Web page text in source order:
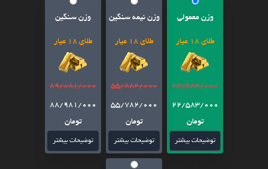
وزن معمولی
طلای 18 عیار
22/683/000
22/583/000
تومان
توضیحات بیشتر
وزن نیمه سنگین
طلای 18 عیار
55/882/000
55/782/000
تومان
توضیحات بیشتر
وزن سنگین
طلای 18 عیار
89/081/000
88/981/000
تومان
توضیحات بیشتر